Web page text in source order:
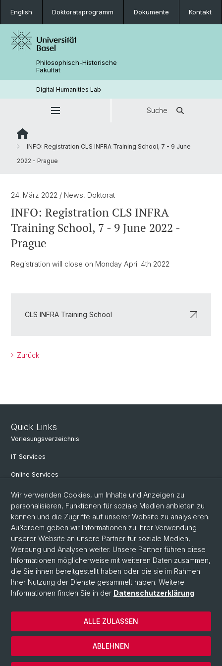
English Doktoratsprogramm Dokumente Kontakt
Philosophisch-Historische
Fakultät
Digital Humanities Lab
Suche
INFO: Registration CLS INFRA Training School, 7 - 9 June
2022 - Prague
24. März 2022 / News, Doktorat
INFO: Registration CLS INFRA
Training School, 7 - 9 June 2022 -
Prague
Registration will close on Monday April 4th 2022
CLS INFRA Training School
Zurück
Quick Links
Vorlesungsverzeichnis
IT Services
Online Services
Personensuche
PhD Programm
Dokumente & Links
News & Events
© Universität Basel
Datenschutzerklärung
Philosophisch-Historische Fakultät
Wir verwenden Cookies, um Inhalte und Anzeigen zu
personalisieren, Funktionen für soziale Medien anbieten zu
können und die Zugriffe auf unserer Website zu analysieren.
Außerdem geben wir Informationen zu Ihrer Verwendung
unserer Website an unsere Partner für soziale Medien,
Werbung und Analysen weiter. Unsere Partner führen diese
Informationen möglicherweise mit weiteren Daten zusammen,
die Sie ihnen bereitgestellt haben oder die sie im Rahmen
Ihrer Nutzung der Dienste gesammelt haben. Weitere
Informationen finden Sie in der Datenschutzerklärung.
ABLEHNEN
ALLE ZULASSEN